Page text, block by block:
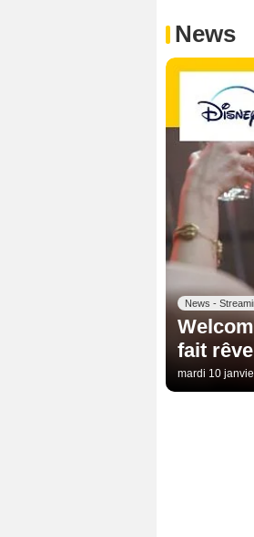
News
News -
fait
mardi 10